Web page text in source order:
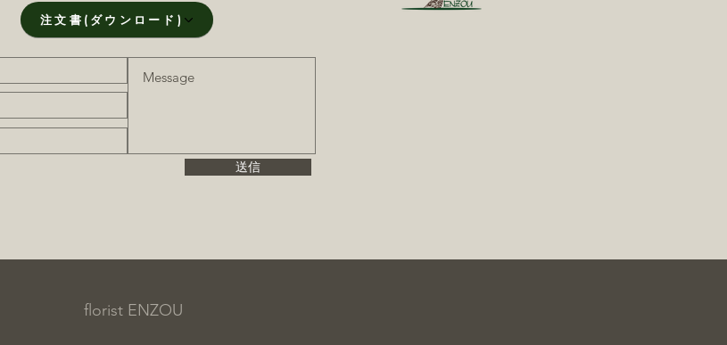
注文書(ダウンロード)
送信
florist ENZOU